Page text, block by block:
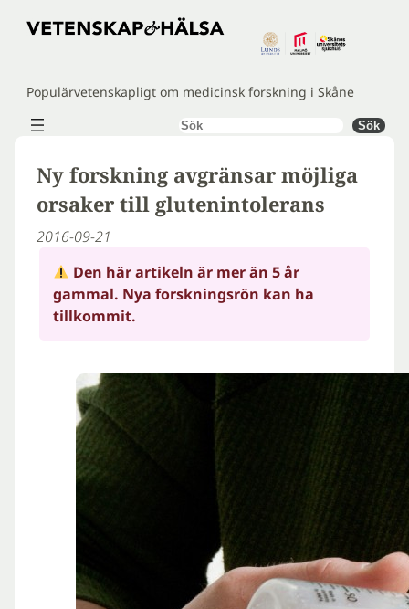
Hoppa
Populärvetenskapligt om medicinsk forskning i Skåne
Sök Sök
Ny forskning avgränsar möjliga
orsaker till glutenintolerans
2016-09-21
Den här artikeln är mer än 5 år
gammal. Nya forskningsrön kan ha
tillkommit.